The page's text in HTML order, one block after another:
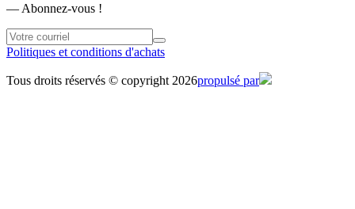
― Abonnez-vous !
Politiques et conditions d'achats
Tous droits réservés © copyright 2026propulsé par